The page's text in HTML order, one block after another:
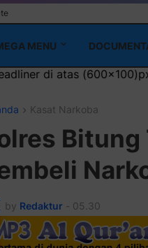
MENU
Kasat Narkoba
Bitung
by Redaktur - 05.30